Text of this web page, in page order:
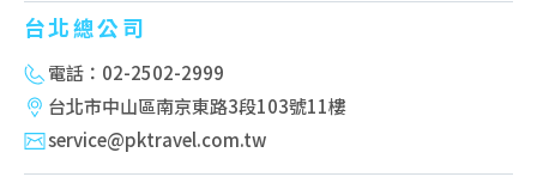
台北總公司
電話：02-2502-2999
台北市中山區南京東路3段103號11樓
service@pktravel.com.tw